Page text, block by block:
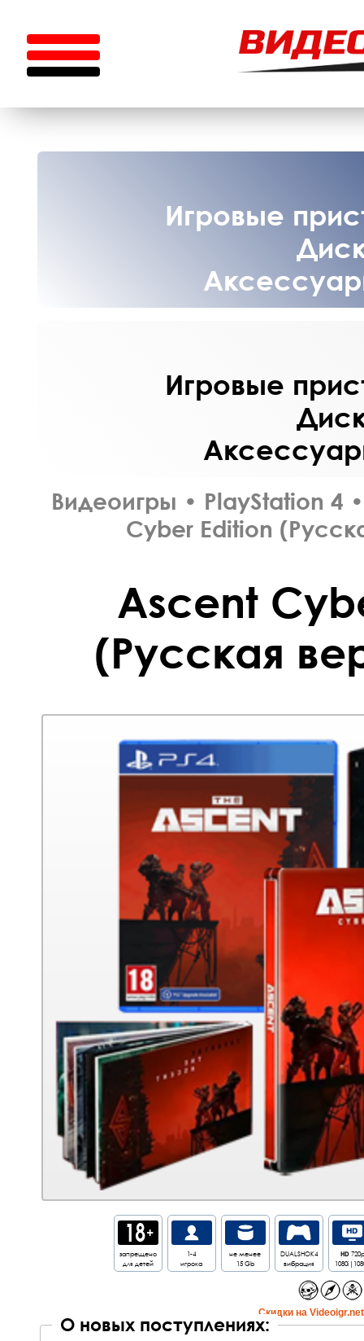
Игровые
Игровые
Видеоигры • PlayStation 4 •
Cyber Edition
Ascent
(Русская
запрещено
для детей
1-4
игрока
не менее
15 Gb
DUALSHOK4
вибрация
HD720p
Cкидки на
О новых поступлениях: